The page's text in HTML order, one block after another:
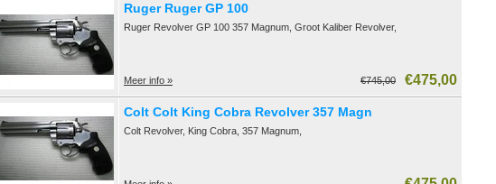
Ruger Ruger GP 100
Ruger Revolver GP 100 357 Magnum, Groot Kaliber Revolver,
Meer info » €475,00
€745,00
Colt Colt King Cobra Revolver 357 Magnum VERKOCHT
Colt Revolver, King Cobra, 357 Magnum,